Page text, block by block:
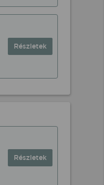
Részletek
Részletek